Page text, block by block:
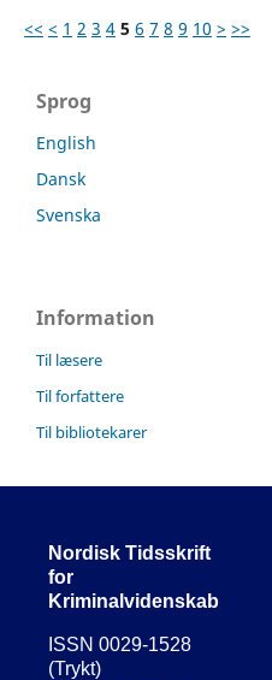
<< < 1 2 3 4 5 6 7 8 9 10 > >>
Sprog
English
Dansk
Svenska
Information
Til læsere
Til forfattere
Til bibliotekarer
Nordisk Tidsskrift
for
Kriminalvidenskab
ISSN 0029-1528
(Trykt)